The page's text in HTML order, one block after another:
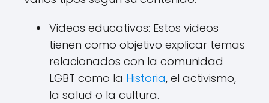
Videos educativos: Estos videos
tienen como objetivo explicar temas
relacionados con la comunidad
LGBT como la Historia, el activismo,
la salud o la cultura.